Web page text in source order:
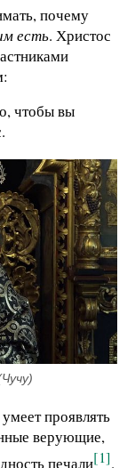
почему
есть. Христос
чтобы вы
проявлять
верующие,
печали[1].